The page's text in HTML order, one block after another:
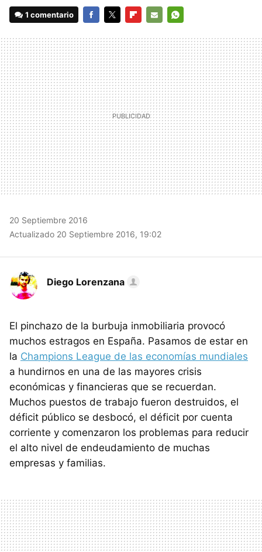
1 comentario
MAIL
20 Septiembre 2016
Actualizado 20 Septiembre 2016, 19:02
Diego Lorenzana
El pinchazo de la burbuja inmobiliaria provocó
muchos estragos en España. Pasamos de estar en
la Champions League de las economías mundiales
a hundirnos en una de las mayores crisis
económicas y financieras que se recuerdan.
Muchos puestos de trabajo fueron destruidos, el
déficit público se desbocó, el déficit por cuenta
corriente y comenzaron los problemas para reducir
el alto nivel de endeudamiento de muchas
empresas y familias.